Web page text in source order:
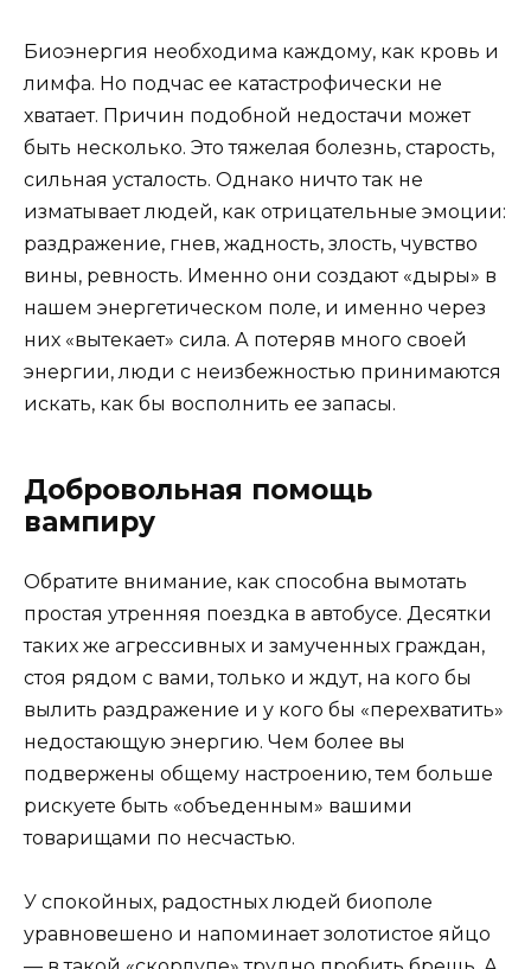
Биоэнергия необходима каждому, как кровь и
лимфа. Но подчас ее катастрофически не
хватает. Причин подобной недостачи может
быть несколько. Это тяжелая болезнь, старость,
сильная усталость. Однако ничто так не
изматывает людей, как отрицательные эмоции:
раздражение, гнев, жадность, злость, чувство
вины, ревность. Именно они создают «дыры» в
нашем энергетическом поле, и именно через
них «вытекает» сила. А потеряв много своей
энергии, люди с неизбежностью принимаются
искать, как бы восполнить ее запасы.
Добровольная помощь
вампиру
Обратите внимание, как способна вымотать
простая утренняя поездка в автобусе. Десятки
таких же агрессивных и замученных граждан,
стоя рядом с вами, только и ждут, на кого бы
вылить раздражение и у кого бы «перехватить»
недостающую энергию. Чем более вы
подвержены общему настроению, тем больше
рискуете быть «объеденным» вашими
товарищами по несчастью.
У спокойных, радостных людей биополе
уравновешено и напоминает золотистое яйцо